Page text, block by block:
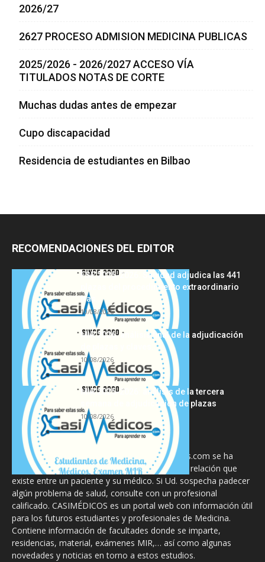
2026/27
2627 PROCESO ADMISION MEDICINA PUBLICAS
2025/2026 - 2026/2027 ACCESO VÍA
TITULADOS NOTAS DE CORTE
Muchas dudas antes de empezar
Cupo discapacidad
Residencia de estudiantes en Bilbao
RECOMENDACIONES DEL EDITOR
FSE 2025-2026: Sanidad adjudica las 441
plazas del procedimiento extraordinario
tras...
10/08/2026
MIR 2026: análisis final de la adjudicación
de plazas y claves...
10/08/2026
MIR 2025-2026: análisis de la tercera
semana de adjudicación de plazas
10/08/2026
La información proporcionada en CasiMedicos.com se ha
diseñado para complementar, no substituir, la relación que
existe entre un paciente y su médico. Si Ud. sospecha padecer
algún problema de salud, consulte con un profesional
calificado. CASIMÉDICOS es un portal web con información útil
para los futuros estudiantes y profesionales de Medicina.
Contiene información de facultades donde se imparte,
residencias, material, exámenes MIR,… así como algunas
novedades y noticias en torno a estos estudios.